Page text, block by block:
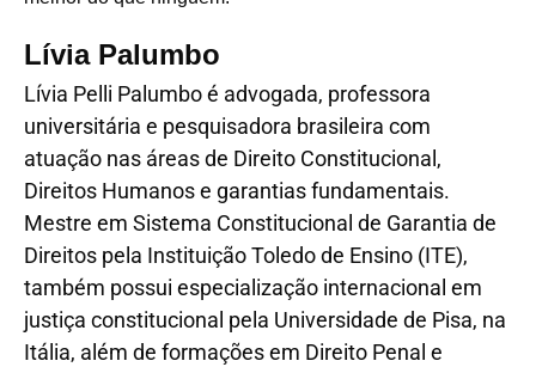
Lívia Palumbo
Lívia Pelli Palumbo é advogada, professora
universitária e pesquisadora brasileira com
atuação nas áreas de Direito Constitucional,
Direitos Humanos e garantias fundamentais.
Mestre em Sistema Constitucional de Garantia de
Direitos pela Instituição Toledo de Ensino (ITE),
também possui especialização internacional em
justiça constitucional pela Universidade de Pisa, na
Itália, além de formações em Direito Penal e